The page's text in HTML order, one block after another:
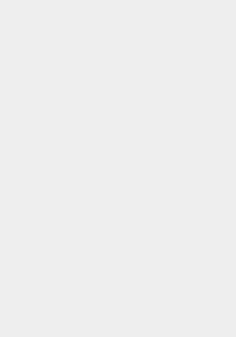
Pueden ser establecidas por
estas cookies algunos de